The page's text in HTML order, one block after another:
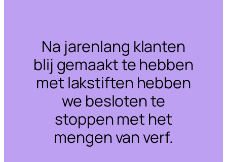
Na jarenlang klanten
blij gemaakt te hebben
met lakstiften hebben
we besloten te
stoppen met het
mengen van verf.